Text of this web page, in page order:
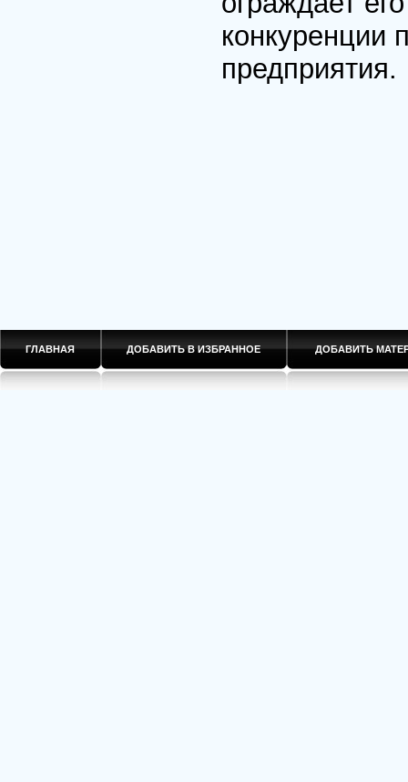
конкуренции
предприятия.
ГЛАВНАЯ ДОБАВИТЬ В ИЗБРАННОЕ ДОБАВИТЬ